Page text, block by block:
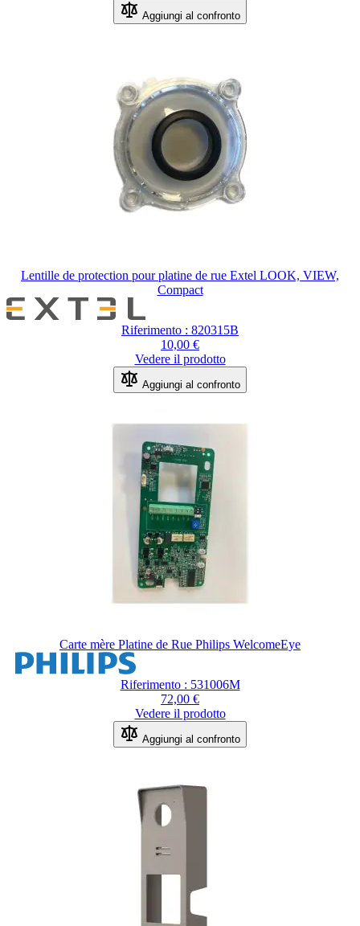
Aggiungi al confronto
Lentille de protection pour platine de rue Extel LOOK, VIEW,
Compact
Riferimento : 820315B
10,00 €
Vedere il prodotto
Aggiungi al confronto
Carte mère Platine de Rue Philips WelcomeEye
Riferimento : 531006M
72,00 €
Vedere il prodotto
Aggiungi al confronto